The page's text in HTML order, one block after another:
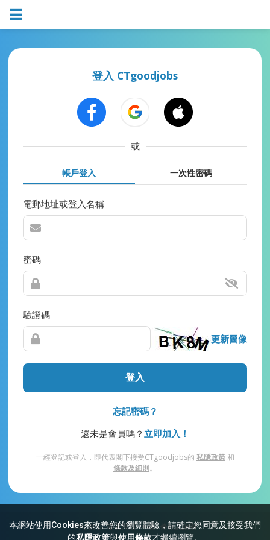
本網站使用Cookies來改善您的瀏覽體驗，請確定您同意及接受我們
的私隱政策與使用條款才繼續瀏覽。
登入 CTgoodjobs
或
帳戶登入 一次性密碼
電郵地址或登入名稱
密碼
驗證碼
更新圖像
登入
忘記密碼？
還未是會員嗎？ 立即加入！
一經登記或登入，即代表閣下接受CTgoodjobs的 私隱政策和
條款及細則。
網站索引 常見問題 私隱 條款及細則